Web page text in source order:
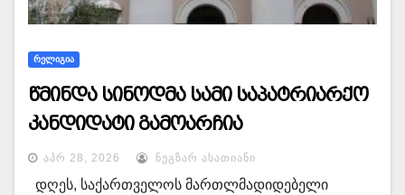
ᲠᲔᲚᲘᲒᲘᲐ
წმინდა სინოდმა სამი საპატრიარქო
კანდიდატი გამოარჩია
ᲐᲞᲠ 28, 2026 ᲜᲣᲒᲖᲐᲠ ᲐᲡᲐᲗᲘᲐᲜᲘ
დღეს, საქართველოს მართლმადიდებელი